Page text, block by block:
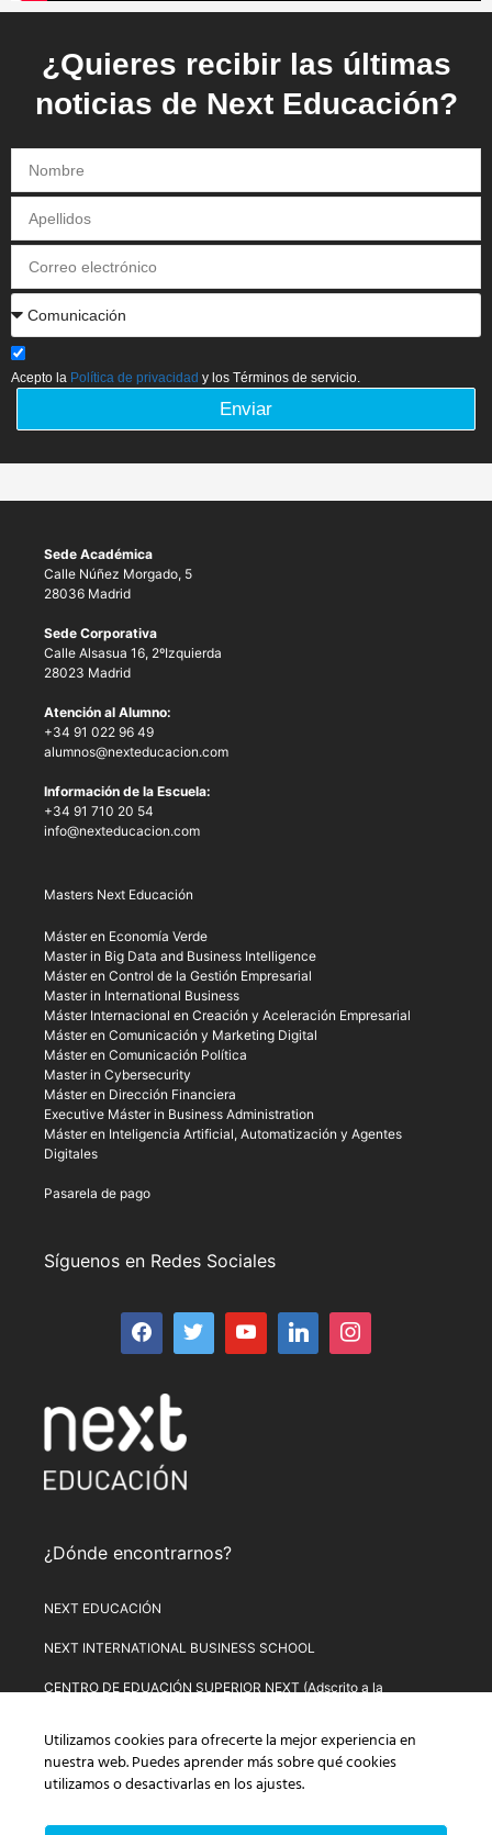
¿Quieres recibir las últimas
noticias de Next Educación?
Acepto la Política de privacidad y los Términos de servicio.
Enviar
Sede Académica
Calle Núñez Morgado, 5
28036 Madrid
Sede Corporativa
Calle Alsasua 16, 2ºIzquierda
28023 Madrid
Atención al Alumno:
+34 91 022 96 49
alumnos@nexteducacion.com
Información de la Escuela:
+34 91 710 20 54
info@nexteducacion.com
Masters Next Educación
Máster en Economía Verde
Master in Big Data and Business Intelligence
Máster en Control de la Gestión Empresarial
Master in International Business
Máster Internacional en Creación y Aceleración Empresarial
Máster en Comunicación y Marketing Digital
Máster en Comunicación Política
Master in Cybersecurity
Máster en Dirección Financiera
Executive Máster in Business Administration
Máster en Inteligencia Artificial, Automatización y Agentes
Digitales
Pasarela de pago
Síguenos en Redes Sociales
¿Dónde encontrarnos?
NEXT EDUCACIÓN
NEXT INTERNATIONAL BUSINESS SCHOOL
CENTRO DE EDUACIÓN SUPERIOR NEXT (Adscrito a la
PLATAFORMA DE FORMACIÓN NEXT
Aviso Legal–Política de Privacidad–Términos y condiciones de
Formulario de Desistimiento
Utilizamos cookies para ofrecerte la mejor experiencia en
nuestra web. Puedes aprender más sobre qué cookies
utilizamos o desactivarlas en losajustes.